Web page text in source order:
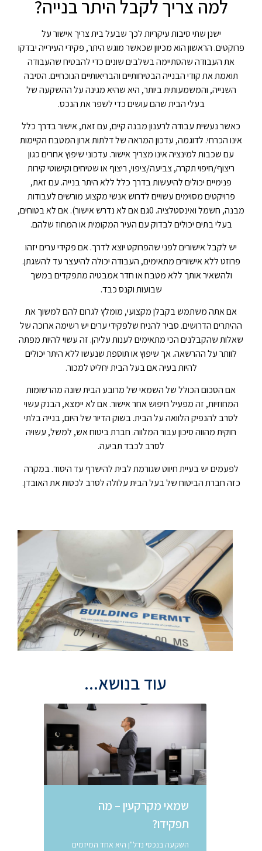
למה צריך לקבל היתר בנייה?
ישנן שתי סיבות עיקריות לכך שבעל בית צריך אישור על
פרוקטים. הראשון הוא מכיוון שכאשר מוגש היתר, פקידי העירייה יבדקו
את העבודה שהסתיימה בשלבים שונים כדי להבטיח שהעבודה
תואמת את קודי הבנייה הבטיחותיים והבריאותיים הנוכחיים. הסיבה
השנייה, והמשמעותית ביותר, היא שהיא מגינה על ההשקעה של
בעלי הבית שהם עושים כדי לשפר את הנכס.
כאשר נעשית עבודה לרענון מבנה קיים, עם זאת, אישור בדרך כלל
אינו הכרחי. לדוגמה, עדכון המראה של דלתות ארון המטבח הקיימות
עם שכבות למינציה אינו מצריך אישור. עדכוני שיפוץ אחרים כגון
ריצוף/חיפוי תקרה, צביעה/ציפוי, ריצוף או שטיחים וקישוטי קירות
פנימיים יכולים להיעשות בדרך כלל ללא היתר בנייה. עם זאת,
פרויקטים מסוימים עשויים לדרוש אנשי מקצוע מורשים לעבודות
מבנה, חשמל ואינסטלציה. 0גם אם לא נדרש אישור). אם לא בטוחים,
בעלי בתים יכולים לבדוק עם העיר המקומית או המחוז שלהם.
יש לקבל אישורים לפני שהפרוקט יוצא לדרך. אם פקידי ערים יזהו
פרוזט ללא אישורים מתאימים, העבודה יכולה להיעצר עד להשגתן.
ולהשאיר אותך ללא מטבח או חדר אמבטיה מתפקדים במשך
שבועות וקנס כבד.
אם אתה משתמש בקבלן מקצועי, מומלץ לגרום להם למשוך את
ההיתרים הדרושים. סביר להניח שלפקידי ערים יש רשימה ארוכה של
שאלות שהקבלנים הכי מתאימים לענות עליהן. זה עשוי להיות מפתה
לוותר על ההרשאה. אך שיפוץ או תוספת שנעשו ללא היתר יכולים
להיות בעיה אם בעל הבית יחליט למכור.
אם הסכום הכולל של השמאי של מרובע הבית שונה מהרשומות
המחוזיות, זה מפעיל חיפוש אחר אישור. אם לא יימצא, הבנק עשוי
לסרב להנפיק הלוואה על הבית. בשוק הדיור של היום, בנייה בלתי
חוקית מהווה סיכון עבור המלווה. חברת ביטוח אש, למשל, עשויה
לסרב לכבד תביעה.
לפעמים יש בעיית חיווט שגורמת לבית להישרף עד היסוד. במקרה
כזה חברת הביטוח של בעל הבית עלולה לסרב לכסות את האובדן.
עוד בנושא...
שמאי מקרקעין – מה
תפקידו?
השקעה בנכסי נדל"ן היא אחד המיזמים